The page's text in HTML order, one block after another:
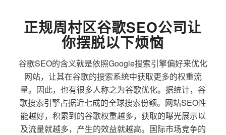
正规周村区谷歌SEO公司让
你摆脱以下烦恼
谷歌SEO的含义就是依照Google搜索引擎偏好来优化
网站，让其在谷歌的搜索系统中获取更多的权重流
量。因此，也有很多人称之为谷歌优化。据统计，谷
歌搜索引擎占据近七成的全球搜索份额。网站SEO性
能越好，积累到的谷歌权重越多，获取的曝光展示以
及流量就越多，产生的效益就越高。国际市场竞争的